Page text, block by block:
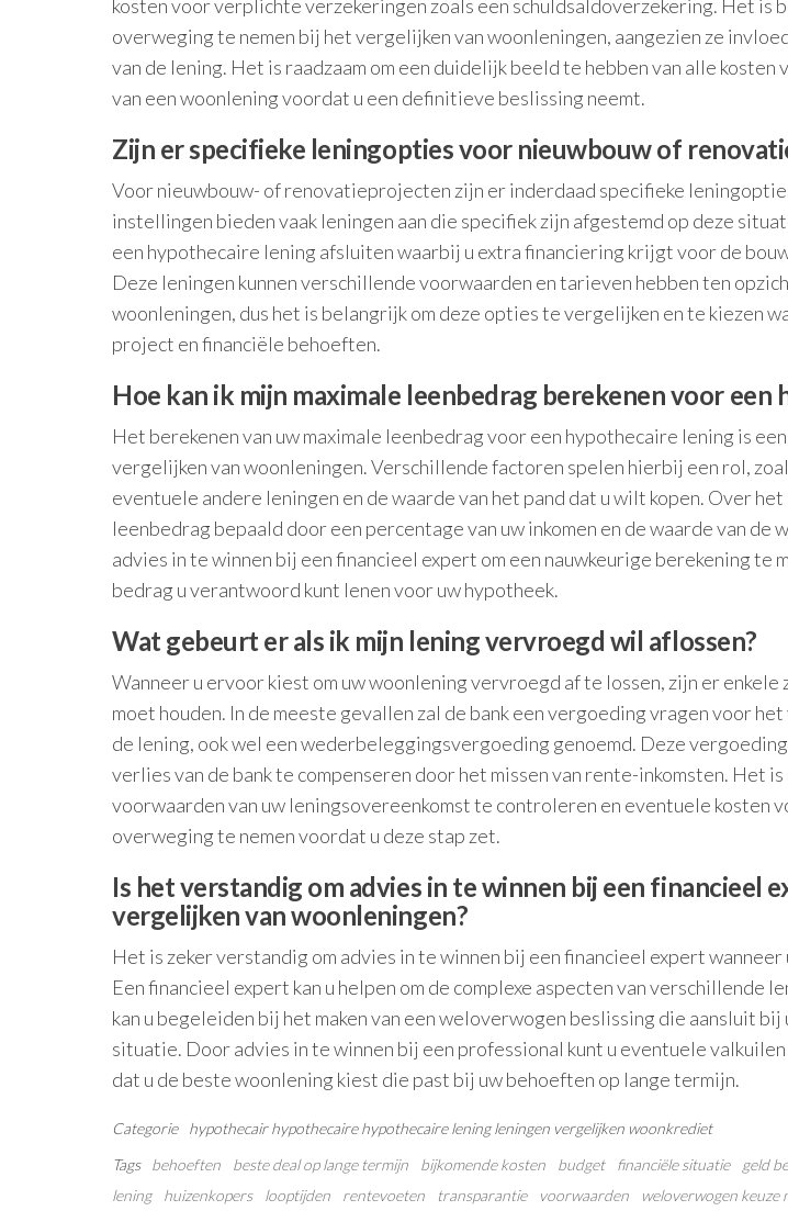
kosten voor verplichte verzekeringen zoals een schuldsaldoverzekering. Het is
overweging te nemen bij het vergelijken van woonleningen, aangezien ze
van de lening. Het is raadzaam om een duidelijk beeld te hebben van alle kosten
van een woonlening voordat u een definitieve beslissing neemt.
Zijn er specifieke leningopties voor nieuwbouw of
Voor nieuwbouw- of renovatieprojecten zijn er inderdaad specifieke
instellingen bieden vaak leningen aan die specifiek zijn afgestemd op deze
een hypothecaire lening afsluiten waarbij u extra financiering krijgt voor de
Deze leningen kunnen verschillende voorwaarden en tarieven hebben ten
woonleningen, dus het is belangrijk om deze opties te vergelijken en te kiezen
project en financiële behoeften.
Hoe kan ik mijn maximale leenbedrag berekenen voor een
Het berekenen van uw maximale leenbedrag voor een hypothecaire lening is
vergelijken van woonleningen. Verschillende factoren spelen hierbij een rol,
eventuele andere leningen en de waarde van het pand dat u wilt kopen. Over
leenbedrag bepaald door een percentage van uw inkomen en de waarde van de
advies in te winnen bij een financieel expert om een nauwkeurige berekening te
bedrag u verantwoord kunt lenen voor uw hypotheek.
Wat gebeurt er als ik mijn lening vervroegd wil aflossen?
Wanneer u ervoor kiest om uw woonlening vervroegd af te lossen, zijn er enkele
moet houden. In de meeste gevallen zal de bank een vergoeding vragen voor
de lening, ook wel een wederbeleggingsvergoeding genoemd. Deze
verlies van de bank te compenseren door het missen van rente-inkomsten. Het
voorwaarden van uw leningsovereenkomst te controleren en eventuele kosten
overweging te nemen voordat u deze stap zet.
Is het verstandig om advies in te winnen bij een financieel
vergelijken van woonleningen?
Het is zeker verstandig om advies in te winnen bij een financieel expert
Een financieel expert kan u helpen om de complexe aspecten van verschillende
kan u begeleiden bij het maken van een weloverwogen beslissing die aansluit
situatie. Door advies in te winnen bij een professional kunt u eventuele
dat u de beste woonlening kiest die past bij uw behoeften op lange termijn.
Categorie hypothecair hypothecaire hypothecaire lening leningen vergelijken woonkrediet
Tags
behoeften beste deal op lange termijn bijkomende kosten budget financiële situatie geld
lening
huizenkopers looptijden rentevoeten transparantie voorwaarden weloverwogen keuze